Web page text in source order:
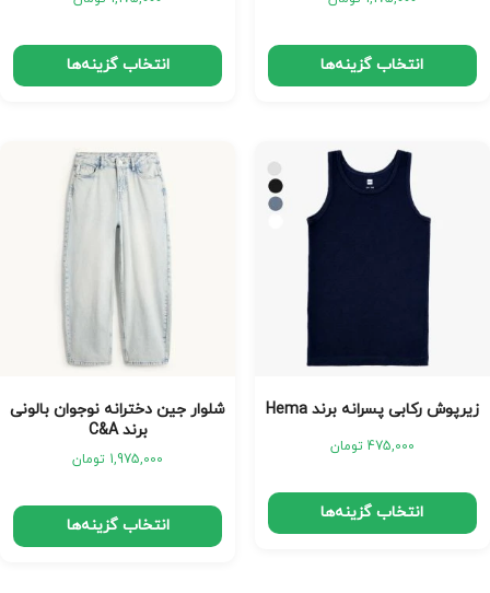
انتخاب گزینه‌ها انتخاب گزینه‌ها
زیرپوش رکابی پسرانه برند Hema
475,000 تومان
انتخاب گزینه‌ها
شلوار جین دخترانه نوجوان بالونی
برند C&A
1,975,000 تومان
انتخاب گزینه‌ها